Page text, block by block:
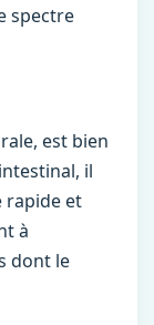
spectre
est bien
il
rapide et
à
dont le